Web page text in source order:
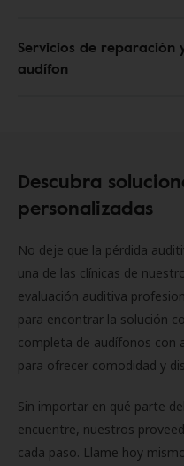
Servicios de reparación
audífon
Descubra
personalizadas
No deje que la pérdida
una de las clínicas de
evaluación auditiva
para encontrar la solución
completa de audífonos con
para ofrecer comodidad y
Sin importar en qué parte
encuentre, nuestros
cada paso. Llame hoy